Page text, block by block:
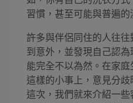
習慣，甚至可能與普遍的
許多與伴侶同住的人往
到意外，並發現自己認
能完全不以為然。在家
這樣的小事上，意見分歧
這次，我們就來介紹一